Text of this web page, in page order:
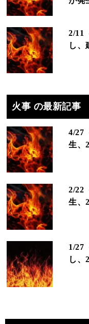
2/11
し、
火事 の最新記事
4/27
生、
2/22
生、
1/27
し、